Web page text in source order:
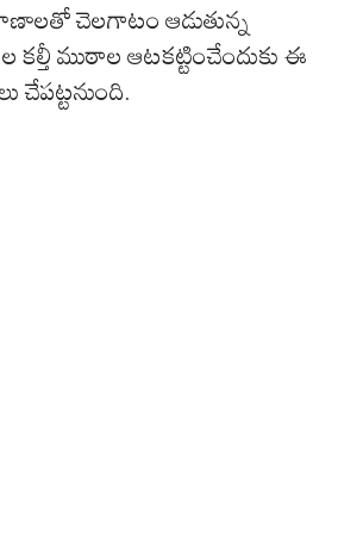
చెలగాటం ఆడుతున్న
కల్తీ ముఠాల ఆటకట్టించేందుకు ఈ
చేపట్టనుంది.